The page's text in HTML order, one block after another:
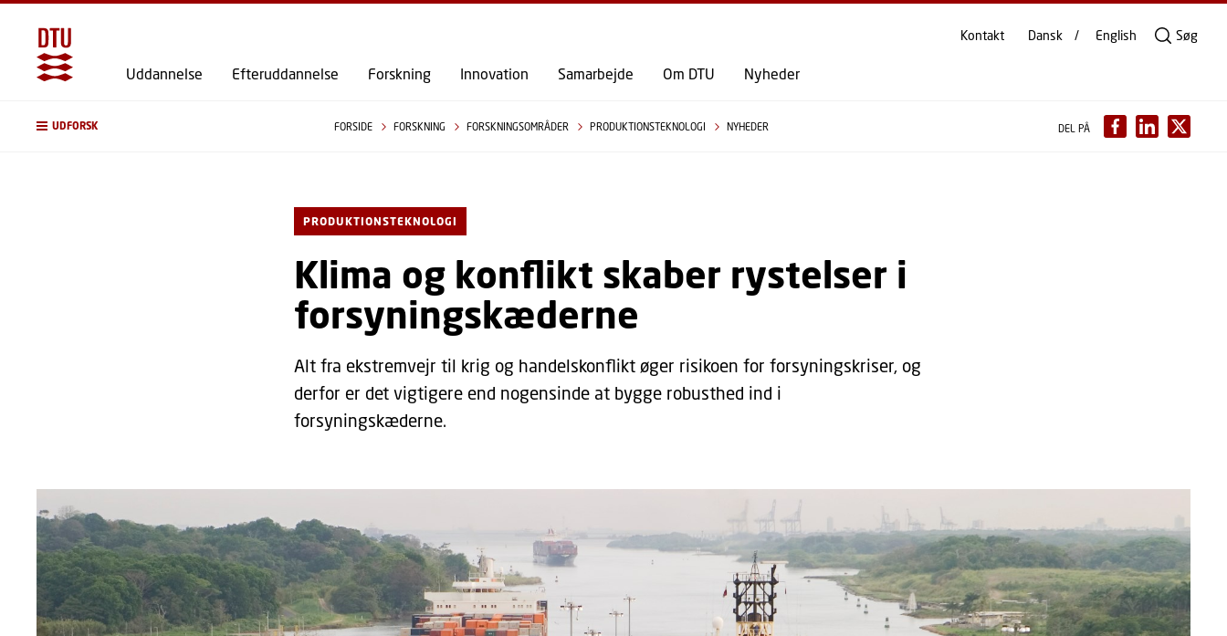
GÅ TIL PRIMÆRT INDHOLD (TRYK ENTER).
Uddannelse Efteruddannelse Forskning Innovation Samarbejde Om DTU Nyheder
Kontakt Dansk English Søg
UDFORSK FORSIDE FORSKNING FORSKNINGSOMRÅDER PRODUKTIONSTEKNOLOGI NYHEDER DEL PÅ
PRODUKTIONSTEKNOLOGI
Klima og konflikt skaber rystelser i
forsyningskæderne
Alt fra ekstremvejr til krig og handelskonflikt øger risikoen for forsyningskriser, og
derfor er det vigtigere end nogensinde at bygge robusthed ind i
forsyningskæderne.